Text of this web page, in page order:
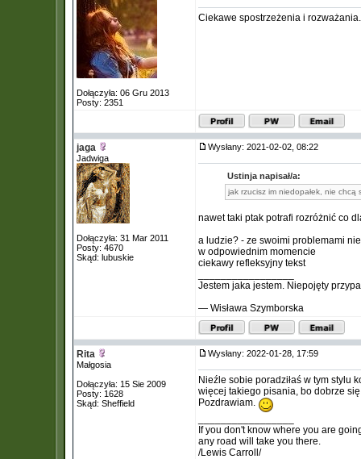
Dołączyła: 06 Gru 2013
Posty: 2351
Ciekawe spostrzeżenia i
jaga
Jadwiga
Dołączyła: 31 Mar 2011
Posty: 4670
Skąd: lubuskie
Wysłany: 2021-02-02, 08:22
Ustinja napisał/a:
jak rzucisz im niedopałek, nie
nawet taki ptak potrafi rozróżnić co
a ludzie? - ze swoimi problemami
w odpowiednim momencie
ciekawy refleksyjny tekst
Jestem jaka jestem. Niepojęty
— Wisława Szymborska
Rita
Małgosia
Dołączyła: 15 Sie 2009
Posty: 1628
Skąd: Sheffield
Wysłany: 2022-01-28, 17:59
Nieźle sobie poradziłaś w tym stylu
więcej takiego pisania, bo dobrze
Pozdrawiam.
If you don't know where you are
any road will take you there.
/Lewis Carroll/